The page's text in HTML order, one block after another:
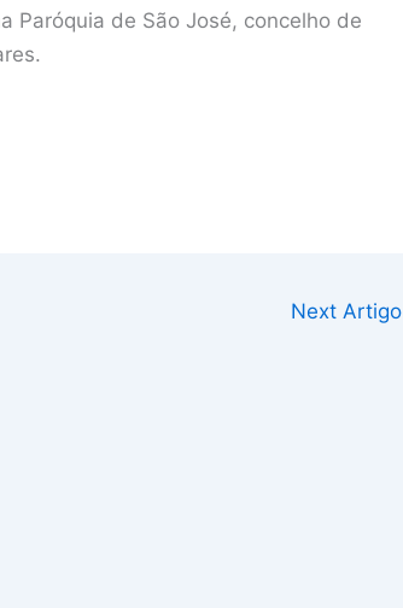
Paróquia de São José, concelho de
Next Artigo